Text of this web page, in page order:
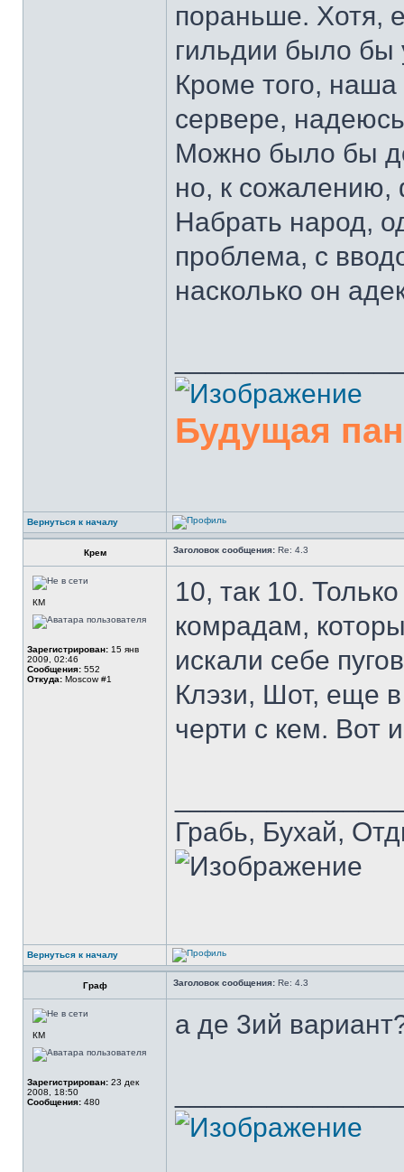
пораньше. Хотя,
гильдии было бы
Кроме того, наша
сервере,
Можно было бы
но, к сожалению,
Набрать народ,
проблема, с
насколько он
Будущая
Вернуться к началу
Крем Заголовок сообщения: Re: 4.3
КМ
Зарегистрирован: 15 янв
2009, 02:46
Сообщения: 552
Откуда: Moscow #1
10, так 10.
комрадам,
искали себе
Клэзи, Шот, еще в
черти с кем. Вот
Грабь, Бухай,
Вернуться к началу
Граф Заголовок сообщения: Re: 4.3
КМ
Зарегистрирован: 23 дек
2008, 18:50
Сообщения: 480
а де 3ий